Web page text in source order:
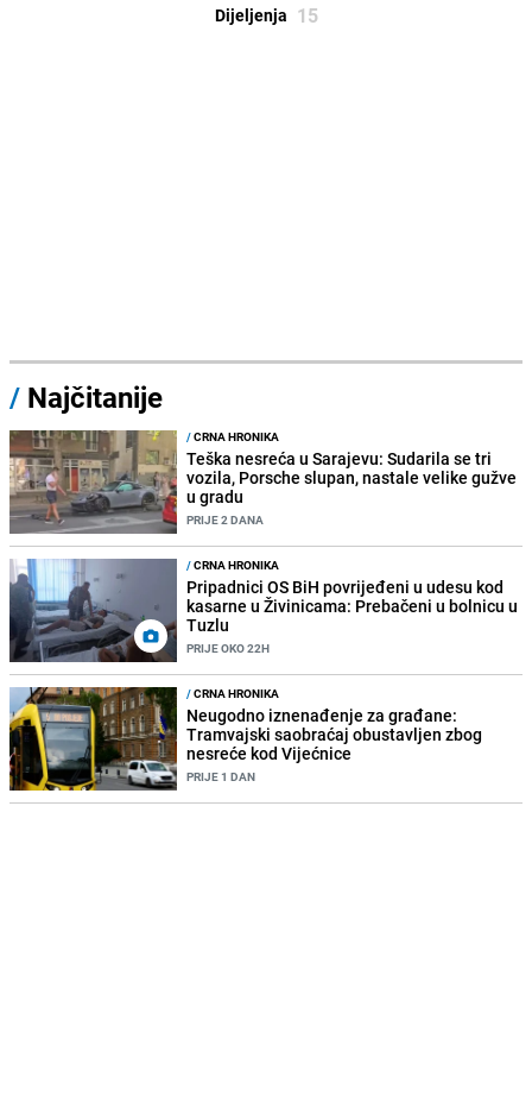
Dijeljenja 15
/ Najčitanije
/CRNA HRONIKA
Teška nesreća u Sarajevu: Sudarila se tri
vozila, Porsche slupan, nastale velike gužve
u gradu
PRIJE 2 DANA
/CRNA HRONIKA
Pripadnici OS BiH povrijeđeni u udesu kod
kasarne u Živinicama: Prebačeni u bolnicu u
Tuzlu
PRIJE OKO 22H
/CRNA HRONIKA
Neugodno iznenađenje za građane:
Tramvajski saobraćaj obustavljen zbog
nesreće kod Vijećnice
PRIJE 1 DAN